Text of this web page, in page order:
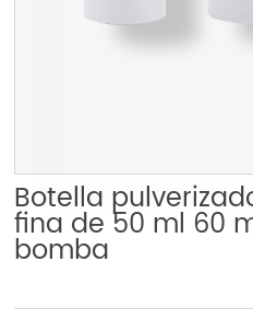
Botella
fina de 50 ml 60
bomba